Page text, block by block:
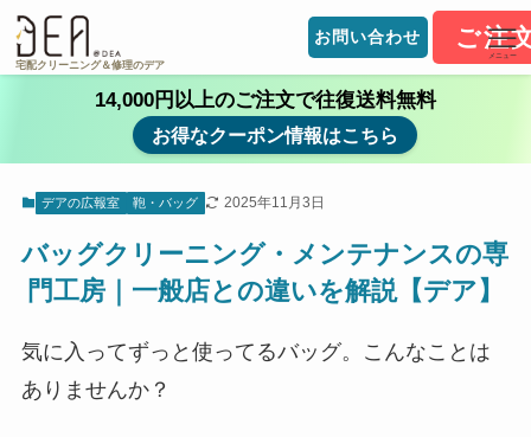
宅配クリーニング＆修理のデア
お問い合わせ ご注
メニュー
14,000円以上のご注文で往復送料無料
お得なクーポン情報はこちら
デアの広報室 鞄・バッグ 2025年11月3日
バッグクリーニング・メンテナンスの専
門工房｜一般店との違いを解説【デア】
気に入ってずっと使ってるバッグ。こんなことは
ありませんか？